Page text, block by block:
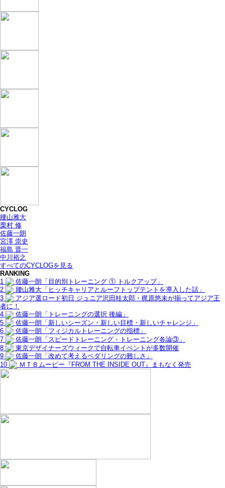
CYCLOG
腰山雅大
栗村 修
佐藤一朗
宮澤 崇史
福島 晋一
中川裕之
すべてのCYCLOGを見る
RANKING
1
佐藤一朗「目的別トレーニング ① トルクアップ」
2
腰山雅大「ヒッチキャリアとルーフトップテントを導入した話」
3
アジア選ロード初日 ジュニア沢田桂太郎・梶原悠未が揃ってアジア王
者に！
4
佐藤一朗「トレーニングの選択 後編」
5
佐藤一朗「新しいシーズン・新しい目標・新しいチャレンジ」
6
佐藤一朗「フィジカルトレーニングの指標」
7
佐藤一朗「スピードトレーニング・トレーニング各論③」
8
東京デザイナーズウィークで自転車イベントが多数開催
9
佐藤一朗「改めて考えるペダリングの難しさ」
10
ＭＴＢムービー『FROM THE INSIDE OUT』まもなく発売